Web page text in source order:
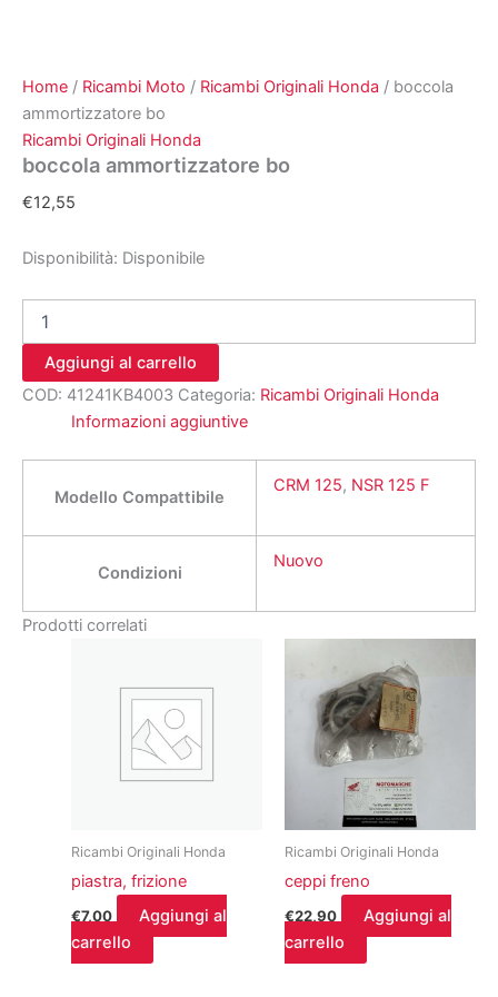
Home / Ricambi Moto / Ricambi Originali Honda / boccola
ammortizzatore bo
Ricambi Originali Honda
boccola ammortizzatore bo
€12,55
Disponibilità: Disponibile
ammortizzatore
quantità
Aggiungi al carrello
COD: 41241KB4003 Categoria: Ricambi Originali Honda
Informazioni aggiuntive
Modello Compattibile
CRM 125, NSR 125 F
Condizioni
Nuovo
Prodotti correlati
Ricambi Originali Honda
piastra, frizione
€7,00
Aggiungi al
carrello
Ricambi Originali Honda
ceppi freno
€22,90
Aggiungi al
carrello